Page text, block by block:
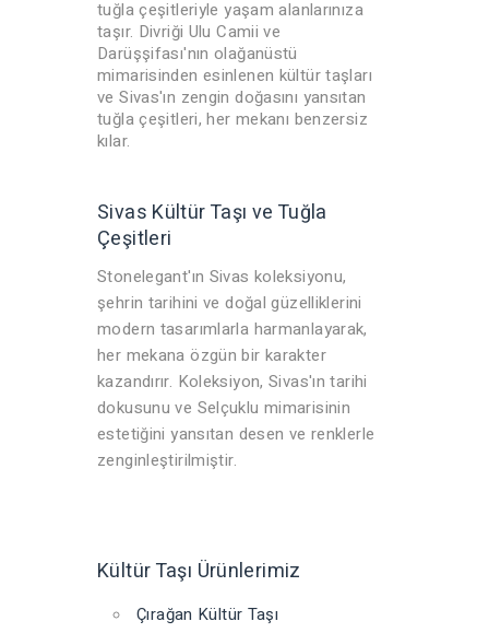
tuğla çeşitleriyle yaşam alanlarınıza
taşır. Divriği Ulu Camii ve
Darüşşifası'nın olağanüstü
mimarisinden esinlenen kültür taşları
ve Sivas'ın zengin doğasını yansıtan
tuğla çeşitleri, her mekanı benzersiz
kılar.
Sivas Kültür Taşı ve Tuğla
Çeşitleri
Stonelegant'ın Sivas koleksiyonu,
şehrin tarihini ve doğal güzelliklerini
modern tasarımlarla harmanlayarak,
her mekana özgün bir karakter
kazandırır. Koleksiyon, Sivas'ın tarihi
dokusunu ve Selçuklu mimarisinin
estetiğini yansıtan desen ve renklerle
zenginleştirilmiştir.
Kültür Taşı Ürünlerimiz
Çırağan Kültür Taşı